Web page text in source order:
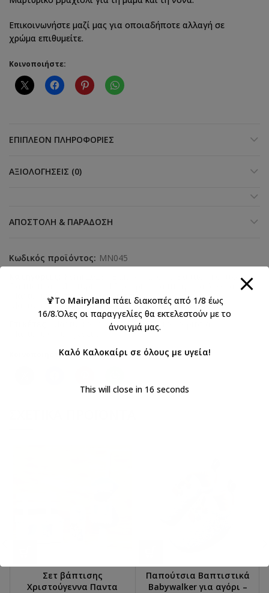
Επικοινωνήστε μαζί μας για οποιαδήποτε αλλαγή σε
χρώμα επιθυμείτε.
Κοινοποιήστε:
ΕΠΙΠΛΈΟΝ ΠΛΗΡΟΦΟΡΊΕΣ
ΑΞΙΟΛΟΓΉΣΕΙΣ (0)
ΑΠΟΣΤΟΛΉ & ΠΑΡΆΔΟΣΗ
Κωδικός προϊόντος: ΜΝ045
,
Μαρτυρικά βάπτισης για κορίτσι,
Μαρτυρικά βάπτισης οικογένειας
Μαρτυρικό αγόρια, Μαρτυρικό κορίτσια
Κοινοποιήστε:
Σετ βάπτισης
Χριστούγεννα Παντα
Παπούτσια Βαπτιστικά
Babywalker για αγόρι –
🍹Το Mairyland πάει διακοπές από 1/8 έως
16/8.Όλες οι παραγγελίες θα εκτελεστούν με το
άνοιγμά μας.
Καλό Καλοκαίρι σε όλους με υγεία!
This will close in 16 seconds